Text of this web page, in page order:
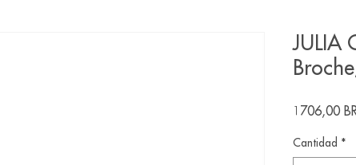
JULIA
1706,00
Cantidad *